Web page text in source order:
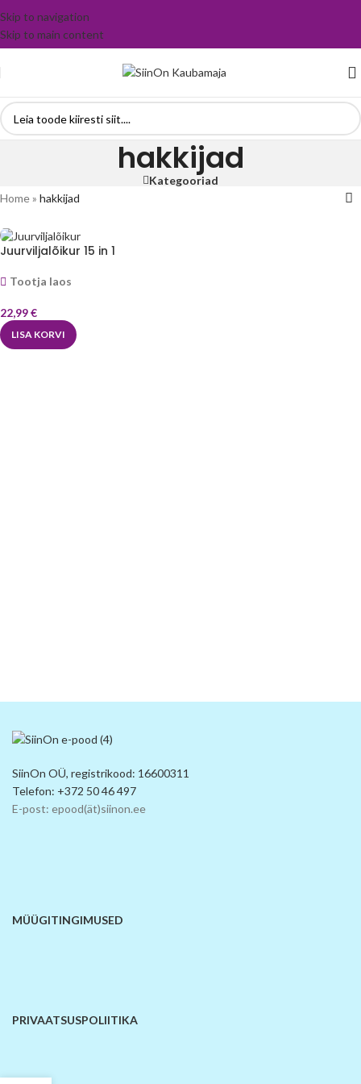
Skip to navigation
Skip to main content
hakkijad
Kategooriad
Home» hakkijad
Juurviljalõikur 15 in 1
Tootja laos
22,99€
LISA KORVI
SiinOn OÜ, registrikood: 16600311
Telefon: +372 50 46 497
E-post: epood(ät)siinon.ee
MÜÜGITINGIMUSED
PRIVAATSUSPOLIITIKA